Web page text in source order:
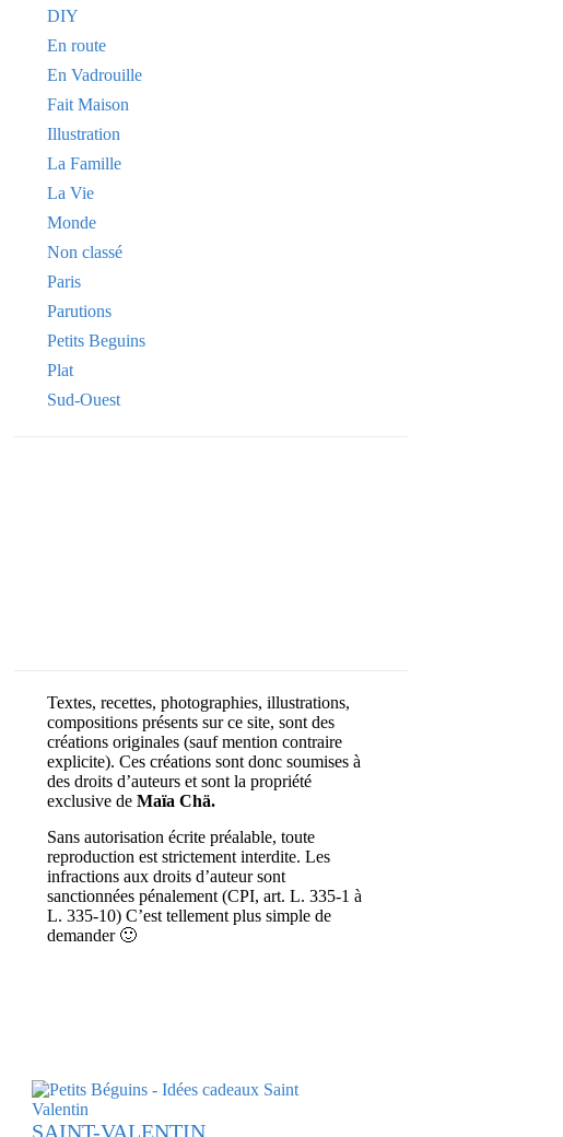
DIY
En route
En Vadrouille
Fait Maison
Illustration
La Famille
La Vie
Monde
Non classé
Paris
Parutions
Petits Beguins
Plat
Sud-Ouest
Textes, recettes, photographies, illustrations,
compositions présents sur ce site, sont des
créations originales (sauf mention contraire
explicite). Ces créations sont donc soumises à
des droits d’auteurs et sont la propriété
exclusive de Maïa Chä.
Sans autorisation écrite préalable, toute
reproduction est strictement interdite. Les
infractions aux droits d’auteur sont
sanctionnées pénalement (CPI, art. L. 335-1 à
L. 335-10) C’est tellement plus simple de
demander 🙂
SAINT-VALENTIN